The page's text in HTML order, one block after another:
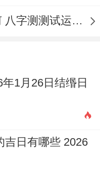
如何测试自己的运势如何 八字测测试运运程
1月26日结缗日
吉日有哪些 2026